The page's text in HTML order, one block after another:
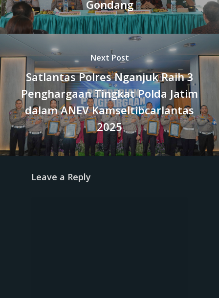
Gondang
Next Post
Satlantas Polres Nganjuk Raih 3
Penghargaan Tingkat Polda Jatim
dalam ANEV Kamseltibcarlantas
2025
Leave a Reply